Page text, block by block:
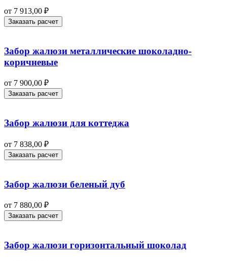
от 7 913,00 ₽
Заказать расчет
Забор жалюзи металлические шоколадно-
коричневые
от 7 900,00 ₽
Заказать расчет
Забор жалюзи для коттеджа
от 7 838,00 ₽
Заказать расчет
Забор жалюзи беленый дуб
от 7 880,00 ₽
Заказать расчет
Забор жалюзи горизонтальный шоколад